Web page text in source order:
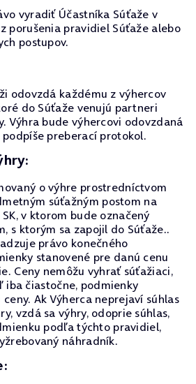
vyradiť Účastníka Súťaže v
porušenia pravidiel Súťaže alebo
postupov.
odovzdá každému z výhercov
do Súťaže venujú partneri
Výhra bude výhercovi odovzdaná
preberací protokol.
o výhre prostredníctvom
súťažným postom na
v ktorom bude označený
s ktorým sa zapojil do Súťaže..
právo konečného
stanovené pre danú cenu
Ceny nemôžu vyhrať súťažiaci,
iba čiastočne, podmienky
Ak Výherca neprejaví súhlas
vzdá sa výhry, odoprie súhlas,
podľa týchto pravidiel,
náhradník.